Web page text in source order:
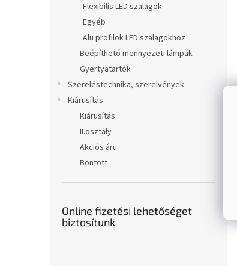
Flexibilis LED szalagok
Egyéb
Alu profilok LED szalagokhoz
Beépíthető mennyezeti lámpák
Gyertyatartók
Szereléstechnika, szerelvények
Kiárusítás
Kiárusítás
II.osztály
Akciós áru
Bontott
Online fizetési lehetőséget
biztosítunk